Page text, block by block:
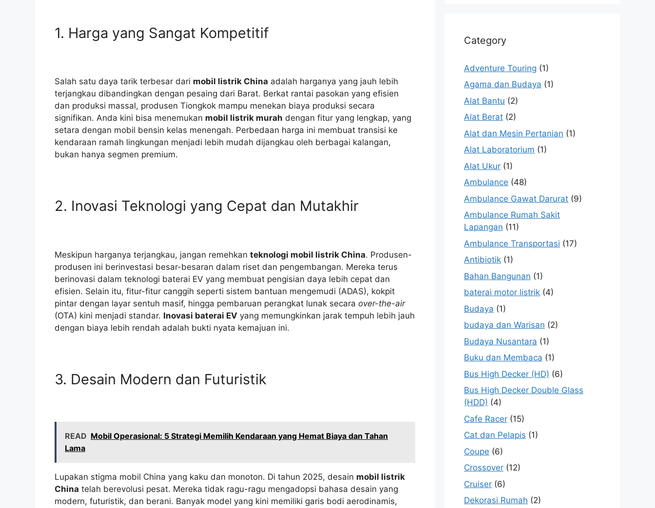
1. Harga yang Sangat Kompetitif
Salah satu daya tarik terbesar dari mobil listrik China adalah harganya yang jauh lebih
terjangkau dibandingkan dengan pesaing dari Barat. Berkat rantai pasokan yang efisien
dan produksi massal, produsen Tiongkok mampu menekan biaya produksi secara
signifikan. Anda kini bisa menemukan mobil listrik murah dengan fitur yang lengkap, yang
setara dengan mobil bensin kelas menengah. Perbedaan harga ini membuat transisi ke
kendaraan ramah lingkungan menjadi lebih mudah dijangkau oleh berbagai kalangan,
bukan hanya segmen premium.
2. Inovasi Teknologi yang Cepat dan Mutakhir
Meskipun harganya terjangkau, jangan remehkan teknologi mobil listrik China. Produsen-
produsen ini berinvestasi besar-besaran dalam riset dan pengembangan. Mereka terus
berinovasi dalam teknologi baterai EV yang membuat pengisian daya lebih cepat dan
efisien. Selain itu, fitur-fitur canggih seperti sistem bantuan mengemudi (ADAS), kokpit
pintar dengan layar sentuh masif, hingga pembaruan perangkat lunak secara over-the-air
(OTA) kini menjadi standar. Inovasi baterai EV yang memungkinkan jarak tempuh lebih jauh
dengan biaya lebih rendah adalah bukti nyata kemajuan ini.
3. Desain Modern dan Futuristik
READ Mobil Operasional: 5 Strategi Memilih Kendaraan yang Hemat Biaya dan Tahan
Lama
Lupakan stigma mobil China yang kaku dan monoton. Di tahun 2025, desain mobil listrik
China telah berevolusi pesat. Mereka tidak ragu-ragu mengadopsi bahasa desain yang
modern, futuristik, dan berani. Banyak model yang kini memiliki garis bodi aerodinamis,
Category
Adventure Touring (1)
Agama dan Budaya (1)
Alat Bantu (2)
Alat Berat (2)
Alat dan Mesin Pertanian (1)
Alat Laboratorium (1)
Alat Ukur (1)
Ambulance (48)
Ambulance Gawat Darurat (9)
Ambulance Rumah Sakit
Lapangan (11)
Ambulance Transportasi (17)
Antibiotik (1)
Bahan Bangunan (1)
baterai motor listrik (4)
Budaya (1)
budaya dan Warisan (2)
Budaya Nusantara (1)
Buku dan Membaca (1)
Bus High Decker (HD) (6)
Bus High Decker Double Glass
(HDD) (4)
Cafe Racer (15)
Cat dan Pelapis (1)
Coupe (6)
Crossover (12)
Cruiser (6)
Dekorasi Rumah (2)